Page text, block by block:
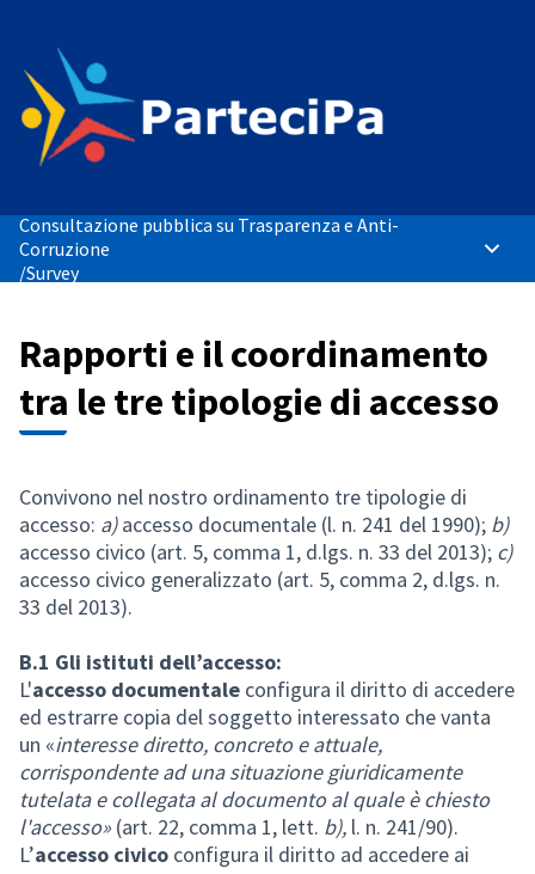
Consultazione pubblica su Trasparenza e Anti-
Corruzione
/Survey
Main
Rapporti e il coordinamento
tra le tre tipologie di accesso
Convivono nel nostro ordinamento tre tipologie di
accesso: a)accesso documentale (l. n. 241 del 1990); b)
accesso civico (art. 5, comma 1, d.lgs. n. 33 del 2013); c)
accesso civico generalizzato (art. 5, comma 2, d.lgs. n.
33 del 2013).
B.1 Gli istituti dell’accesso:
L'accesso documentale configura il diritto di accedere
ed estrarre copia del soggetto interessato che vanta
un «interesse diretto, concreto e attuale,
corrispondente ad una situazione giuridicamente
tutelata e collegata al documento al quale è chiesto
l'accesso» (art. 22, comma 1, lett. b), l. n. 241/90).
L’accesso civico configura il diritto ad accedere ai